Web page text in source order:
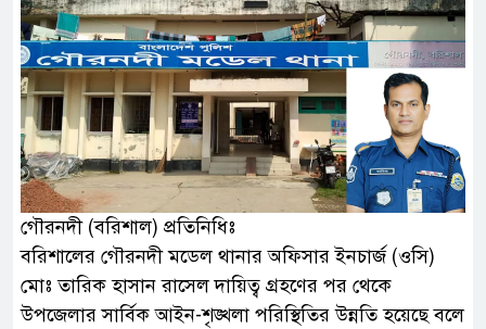
গৌরনদী (বরিশাল) প্রতিনিধিঃ
‎বরিশালের গৌরনদী মডেল থানার অফিসার ইনচার্জ (ওসি)
মোঃ তারিক হাসান রাসেল দায়িত্ব গ্রহণের পর থেকে
উপজেলার সার্বিক আইন-শৃঙ্খলা পরিস্থিতির উন্নতি হয়েছে বলে